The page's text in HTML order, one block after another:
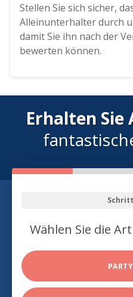
Stellen Sie sich sicher,
Alleinunterhalter durch
damit Sie ihn nach der
bewerten können.
Erhalten Sie
Wählen Sie die